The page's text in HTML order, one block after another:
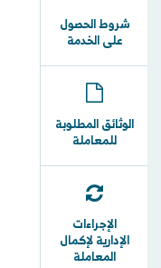
شروط الحصول
على الخدمة
الوثائق المطلوبة
للمعاملة
الإجراءات
الإدارية لإكمال
المعاملة